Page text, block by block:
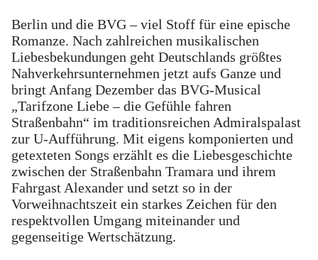
Berlin und die BVG – viel Stoff für eine epische
Romanze. Nach zahlreichen musikalischen
Liebesbekundungen geht Deutschlands größtes
Nahverkehrsunternehmen jetzt aufs Ganze und
bringt Anfang Dezember das BVG-Musical
„Tarifzone Liebe – die Gefühle fahren
Straßenbahn“ im traditionsreichen Admiralspalast
zur U-Aufführung. Mit eigens komponierten und
getexteten Songs erzählt es die Liebesgeschichte
zwischen der Straßenbahn Tramara und ihrem
Fahrgast Alexander und setzt so in der
Vorweihnachtszeit ein starkes Zeichen für den
respektvollen Umgang miteinander und
gegenseitige Wertschätzung.